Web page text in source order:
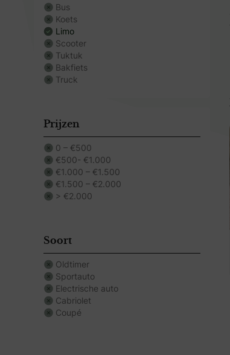
Bus
Koets
Limo
Scooter
Tuktuk
Bakfiets
Truck
Prijzen
0 – €500
€500- €1.000
€1.000 – €1.500
€1.500 – €2.000
> €2.000
Soort
Oldtimer
Sportauto
Electrische auto
Cabriolet
Coupé